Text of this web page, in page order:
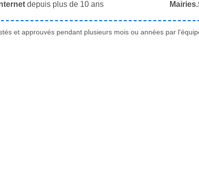
depuis plus de 10 ans
et approuvés pendant plusieurs mois ou années par